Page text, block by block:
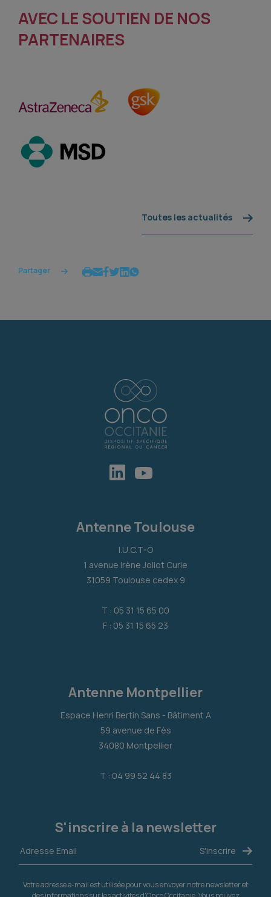
AVEC LE SOUTIEN DE NOS
PARTENAIRES
Toutes les actualités
Partager
Antenne Toulouse
I.U.C.T-O
1 avenue Irène Joliot Curie
31059 Toulouse cedex 9
T : 05 31 15 65 00
F : 05 31 15 65 23
Antenne Montpellier
Espace Henri Bertin Sans - Bâtiment A
59 avenue de Fès
34080 Montpellier
T : 04 99 52 44 83
S'inscrire à la newsletter
Votre adresse e-mail est utilisée pour vous envoyer notre newsletter et